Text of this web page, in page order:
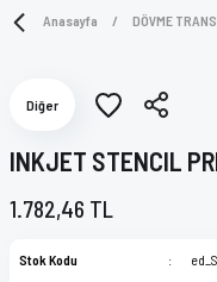
Anasayfa DÖVME
Diğer
INKJET STENCIL
1.782,46 TL
Stok Kodu